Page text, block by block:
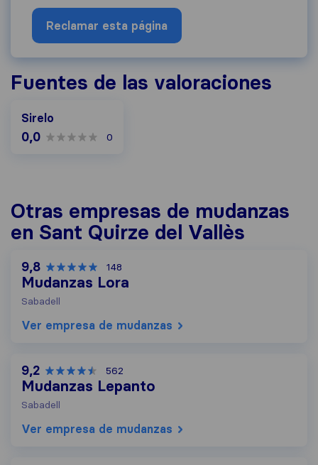
Reclamar esta página
Fuentes de las valoraciones
Sirelo
0,0 0
Otras empresas de mudanzas
en Sant Quirze del Vallès
9,8 148
Mudanzas Lora
Sabadell
Ver empresa de mudanzas
9,2 562
Mudanzas Lepanto
Sabadell
Ver empresa de mudanzas